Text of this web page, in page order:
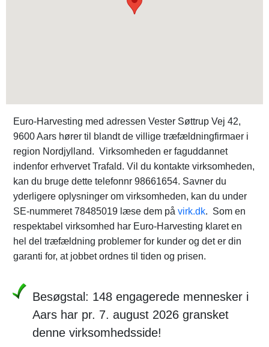
Euro-Harvesting med adressen Vester Søttrup Vej 42,
9600 Aars hører til blandt de villige træfældningfirmaer i
region Nordjylland. Virksomheden er faguddannet
indenfor erhvervet Trafald. Vil du kontakte virksomheden,
kan du bruge dette telefonnr 98661654. Savner du
yderligere oplysninger om virksomheden, kan du under
SE-nummeret 78485019 læse dem på virk.dk. Som en
respektabel virksomhed har Euro-Harvesting klaret en
hel del træfældning problemer for kunder og det er din
garanti for, at jobbet ordnes til tiden og prisen.
Besøgstal: 148 engagerede mennesker i
Aars har pr. 7. august 2026 gransket
denne virksomhedsside!